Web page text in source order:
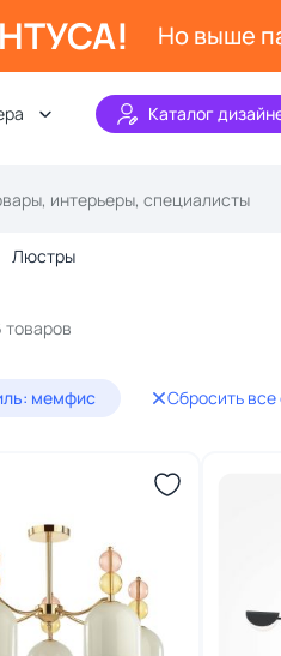
Но выше
Каталог
Люстры
товаров
мемфис Сбросить